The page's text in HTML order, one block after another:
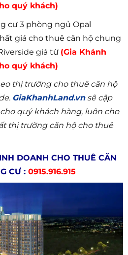
quý khách)
cư 3 phòng ngủ Opal
giá cho thuê căn hộ chung
giá từ (Gia Khánh
quý khách)
thị trường cho thuê căn hộ
GiaKhanhLand.vnsẽ cập
quý khách hàng, luôn cho
thị trường căn hộ cho thuê
DOANH CHO THUÊ CĂN
CƯ : 0915.916.915